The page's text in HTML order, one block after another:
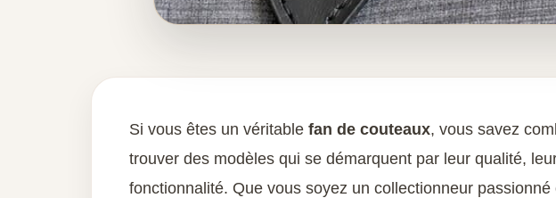
Si vous êtes un véritable fan de couteaux, vous savez
trouver des modèles qui se démarquent par leur qualité,
fonctionnalité. Que vous soyez un collectionneur